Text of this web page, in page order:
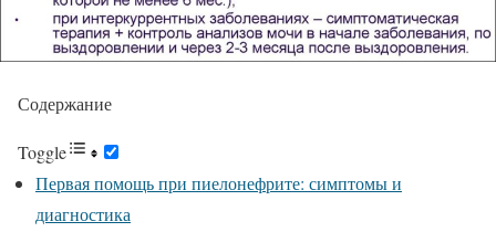
Содержание
Toggle
Первая помощь при пиелонефрите: симптомы и
диагностика